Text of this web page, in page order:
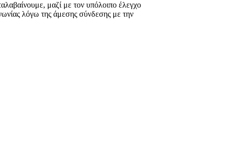
μαζί με τον υπόλοιπο έλεγχο
λόγω της άμεσης σύνδεσης με την